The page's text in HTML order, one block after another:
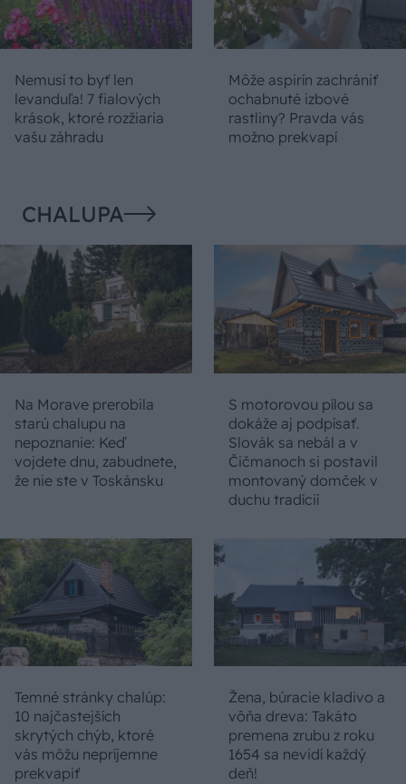
Nemusí to byť len
levanduľa! 7 fialových
krások, ktoré rozžiaria
vašu záhradu
Môže aspirín zachrániť
ochabnuté izbové
rastliny? Pravda vás
možno prekvapí
CHALUPA
Na Morave prerobila
starú chalupu na
nepoznanie: Keď
vojdete dnu, zabudnete,
že nie ste v Toskánsku
S motorovou pílou sa
dokáže aj podpísať.
Slovák sa nebál a v
Čičmanoch si postavil
montovaný domček v
duchu tradícií
Temné stránky chalúp:
10 najčastejších
skrytých chýb, ktoré
vás môžu nepríjemne
prekvapiť
Žena, búracie kladivo a
vôňa dreva: Takáto
premena zrubu z roku
1654 sa nevidí každý
deň!